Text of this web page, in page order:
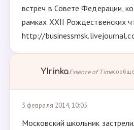
встреч в Совете Федерации,
рамках ХХII Рождественских
http://
YIrinkaEssence of Time
3 февраля 2014, 10:05
Московский школьник